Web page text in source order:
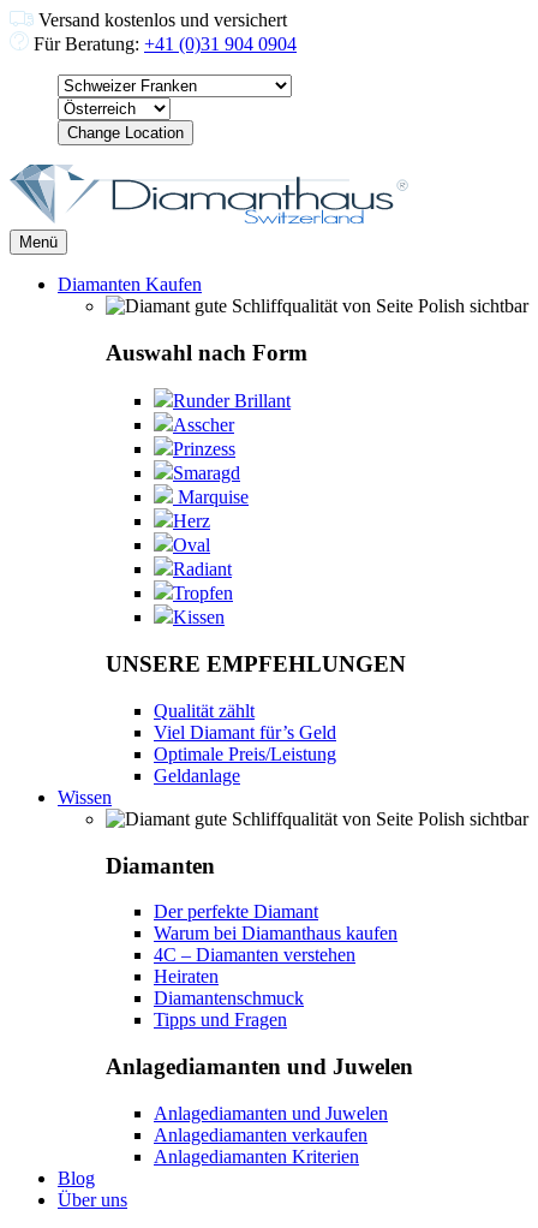
Versand kostenlos und versichert
Für Beratung: +41 (0)31 904 0904
Change Location
Menü
Diamanten Kaufen
Auswahl nach Form
Runder Brillant
Asscher
Prinzess
Smaragd
Marquise
Herz
Oval
Radiant
Tropfen
Kissen
UNSERE EMPFEHLUNGEN
Qualität zählt
Viel Diamant für’s Geld
Optimale Preis/Leistung
Geldanlage
Wissen
Diamanten
Der perfekte Diamant
Warum bei Diamanthaus kaufen
4C – Diamanten verstehen
Heiraten
Diamantenschmuck
Tipps und Fragen
Anlagediamanten und Juwelen
Anlagediamanten und Juwelen
Anlagediamanten verkaufen
Anlagediamanten Kriterien
Blog
Über uns